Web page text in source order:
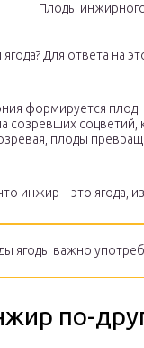
Плоды
Для ответа на
формируется
созревших
плоды
инжир – это ягода,
ягоды важно
по-